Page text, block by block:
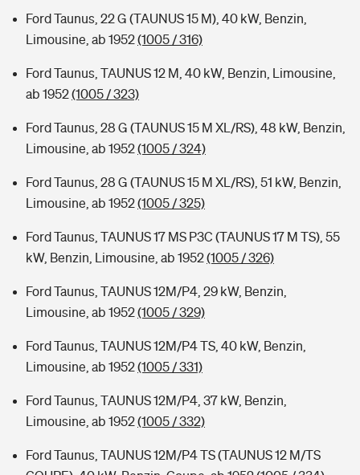
Ford Taunus, 22 G (TAUNUS 15 M), 40 kW, Benzin,
Limousine, ab 1952(1005 / 316)
Ford Taunus, TAUNUS 12 M, 40 kW, Benzin, Limousine,
ab 1952(1005 / 323)
Ford Taunus, 28 G (TAUNUS 15 M XL/RS), 48 kW, Benzin,
Limousine, ab 1952(1005 / 324)
Ford Taunus, 28 G (TAUNUS 15 M XL/RS), 51 kW, Benzin,
Limousine, ab 1952(1005 / 325)
Ford Taunus, TAUNUS 17 MS P3C (TAUNUS 17 M TS), 55
kW, Benzin, Limousine, ab 1952(1005 / 326)
Ford Taunus, TAUNUS 12M/P4, 29 kW, Benzin,
Limousine, ab 1952(1005 / 329)
Ford Taunus, TAUNUS 12M/P4 TS, 40 kW, Benzin,
Limousine, ab 1952(1005 / 331)
Ford Taunus, TAUNUS 12M/P4, 37 kW, Benzin,
Limousine, ab 1952(1005 / 332)
Ford Taunus, TAUNUS 12M/P4 TS (TAUNUS 12 M/TS